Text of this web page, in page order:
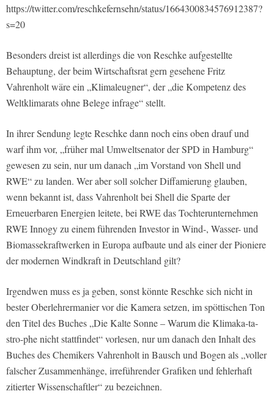
https://twitter.com/reschkefernsehn/status/1664300834576912387?
s=20
Besonders dreist ist allerdings die von Reschke aufgestellte
Behauptung, der beim Wirtschaftsrat gern gesehene Fritz
Vahrenholt wäre ein „Klimaleugner“, der „die Kompetenz des
Weltklimarats ohne Belege infrage“ stellt.
In ihrer Sendung legte Reschke dann noch eins oben drauf und
warf ihm vor, „früher mal Umweltsenator der SPD in Hamburg“
gewesen zu sein, nur um danach „im Vorstand von Shell und
RWE“ zu landen. Wer aber soll solcher Diffamierung glauben,
wenn bekannt ist, dass Vahrenholt bei Shell die Sparte der
Erneuerbaren Energien leitete, bei RWE das Tochterunternehmen
RWE Innogy zu einem führenden Investor in Wind-, Wasser- und
Biomassekraftwerken in Europa aufbaute und als einer der Pioniere
der modernen Windkraft in Deutschland gilt?
Irgendwen muss es ja geben, sonst könnte Reschke sich nicht in
bester Oberlehrermanier vor die Kamera setzen, im spöttischen Ton
den Titel des Buches „Die Kalte Sonne – Warum die Klimaka-ta-
stro-phe nicht stattfindet“ vorlesen, nur um danach den Inhalt des
Buches des Chemikers Vahrenholt in Bausch und Bogen als „voller
falscher Zusammenhänge, irreführender Grafiken und fehlerhaft
zitierter Wissenschaftler“ zu bezeichnen.